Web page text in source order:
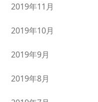
2019年11月
2019年10月
2019年9月
2019年8月